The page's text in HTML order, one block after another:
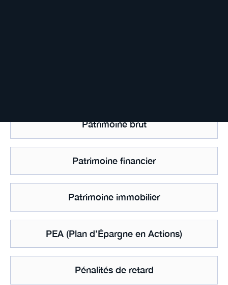
Patrimoine brut
Patrimoine financier
Patrimoine immobilier
PEA (Plan d’Épargne en Actions)
Pénalités de retard